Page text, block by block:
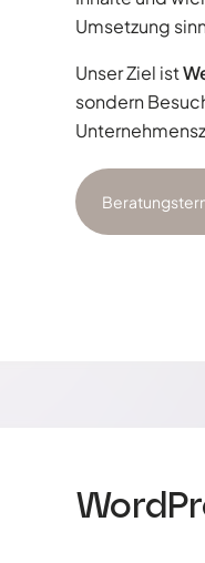
Umsetzung
Unser Ziel ist
sondern